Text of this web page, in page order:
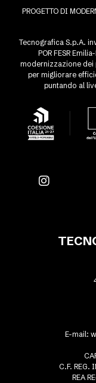
PROGETTO DI
Tecnografica S.p.A.
POR FESR
modernizzazione dei
per migliorare
puntando al
E-mail:
C.F. REG.
REA